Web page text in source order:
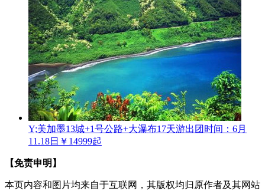
Y;美加墨13城+1号公路+大瀑布17天游出团时间：6月
11.18日 ￥14999起
【免责申明】
本页内容和图片均来自于互联网，其版权均归原作者及其网站